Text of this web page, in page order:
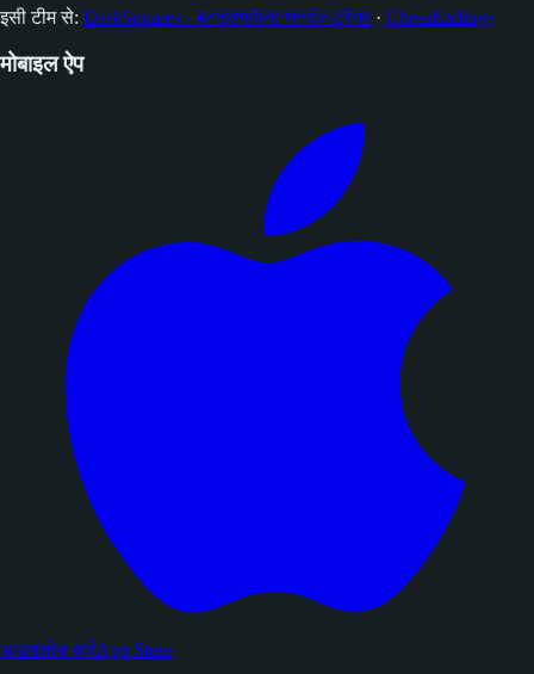
इसी टीम से: DarkSquares - ब्लाइंडफोल्ड शतरंज ट्रेनर · ChessEndings
मोबाइल ऐप
डाउनलोड करेंApp Store